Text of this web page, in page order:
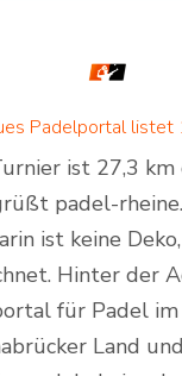
ist 27,3
padel-
ist keine
Hinter der
für Padel
Land